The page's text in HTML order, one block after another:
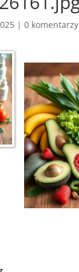
|0 komentarzy